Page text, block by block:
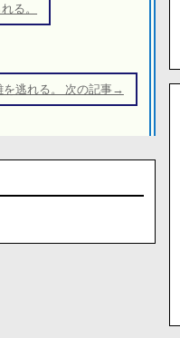
る。
を逃れる。 次の記事→